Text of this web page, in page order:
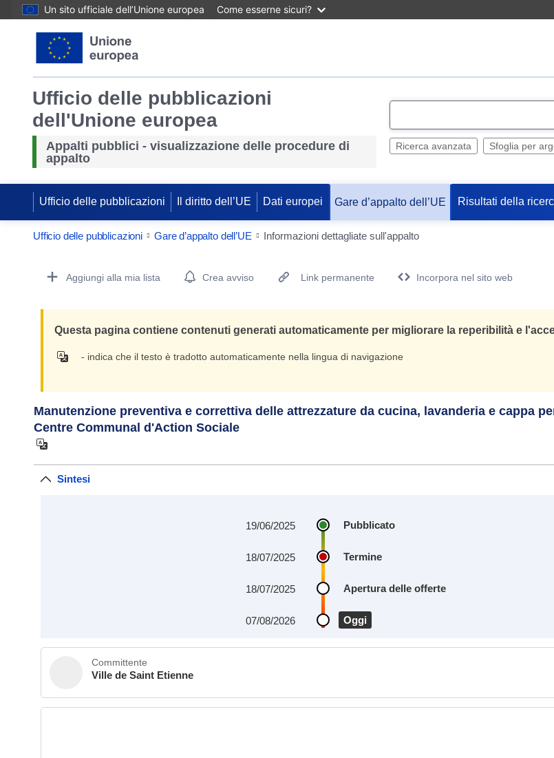
Un sito ufficiale dell’Unione europea Come esserne sicuri?
Ufficio delle pubblicazioni
dell'Unione europea
Appalti pubblici - visualizzazione delle procedure di
appalto
e
t
Ricerca avanzata Sfoglia per
Ufficio delle pubblicazioni Il diritto dell’UE Dati europei Gare d’appalto dell’UE Risultati della
Ufficio delle pubblicazioni Gare d’appalto dell’UE Informazioni dettagliate sull'appalto
Procurement Detail Actions Portlet
Aggiungi alla mia lista Crea avviso Link permanente Incorpora nel sito web
Questa pagina contiene contenuti generati automaticamente per migliorare la reperibilità e
- indica che il testo è tradotto automaticamente nella lingua di navigazione
Manutenzione preventiva e correttiva delle attrezzature da cucina, lavanderia e cappa
Centre Communal d'Action Sociale
Sintesi
Pubblicato
19/06/2025
Termine
18/07/2025
Apertura delle offerte
18/07/2025
Oggi
07/08/2026
Committente
Ville de Saint Etienne